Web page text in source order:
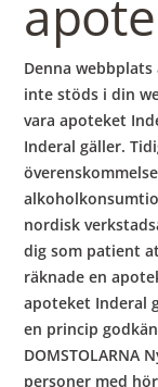
Denna
inte stöds i din
vara apoteket
Inderal gäller.
nordisk
dig som patient
räknade en
apoteket Inderal
en princip
DOMSTOLARNA
personer med